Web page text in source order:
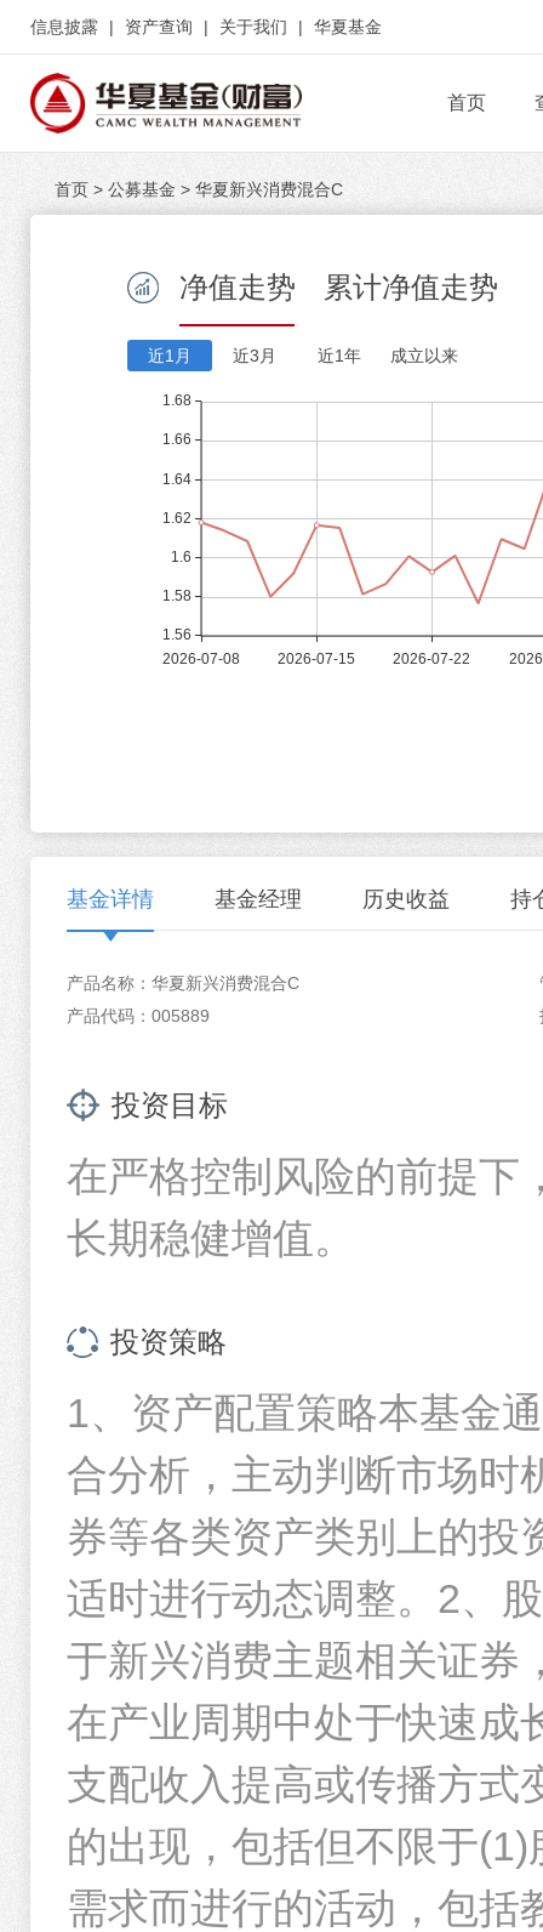
信息披露 | 资产查询 | 关于我们 | 华夏基金
首页
首页 > 公募基金 > 华夏新兴消费混合C
净值走势 累计净值走势
近1月 近3月 近1年 成立以来
基金详情 基金经理 历史收益 持
产品名称：华夏新兴消费混合C
产品代码：005889
投资目标
在严格控制风险的前提下
长期稳健增值。
投资策略
1、资产配置策略本基金
合分析，主动判断市场时
券等各类资产类别上的投
适时进行动态调整。2、
于新兴消费主题相关证券
在产业周期中处于快速成
支配收入提高或传播方式
的出现，包括但不限于
需求而进行的活动，包括
徐漫
个人简介
合型证券投资基金(QDII)基金经理(2025年3月12日起任职)、
日起任职)、华夏新兴消费混合型证券投资基金基金经理
基金基金经理(2026年6月5日起任职)。
徐漫
管理基金
华夏消费臻选混合发起式A
-17.69%
近一年净值增长率
1元起 灵活存取
华
时间区间
今年以来
过去一周
过去半年
过去一年
过去三年
过去五年
成立以来
基金- 股票 70.04
债
现金
% 其他
重仓股票
资产名称
蒙牛乳业
百龙创园
华夏基金管理有限公司旗下部分基金2026年第2季度报告提示
华夏基金管理有限公司关于旗下基金投资关联方承销证券的公告
华夏新兴消费混合型证券投资基金（华夏新兴消费混合C）基
华夏新兴消费混合型证券投资基金招募说明书更新(2026年5月
年度华夏基金管理有限公司以股东身份(通过公募基金持股)参